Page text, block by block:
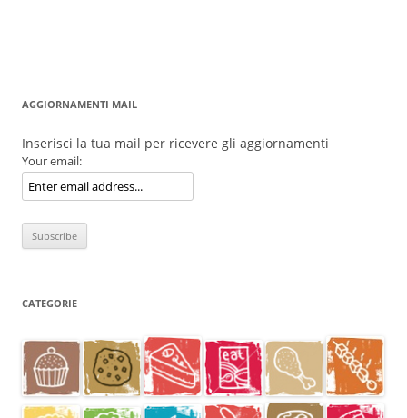
AGGIORNAMENTI MAIL
Inserisci la tua mail per ricevere gli aggiornamenti
Your email:
CATEGORIE